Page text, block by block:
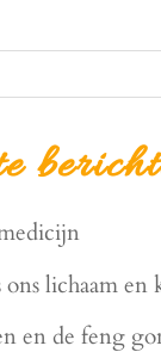
ons lichaam en
en de feng